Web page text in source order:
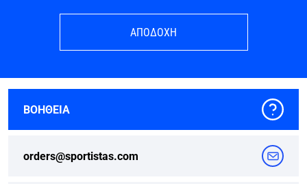
ΑΠΟΔΟΧΗ
ΒΟΗΘΕΙΑ
orders@sportistas.com